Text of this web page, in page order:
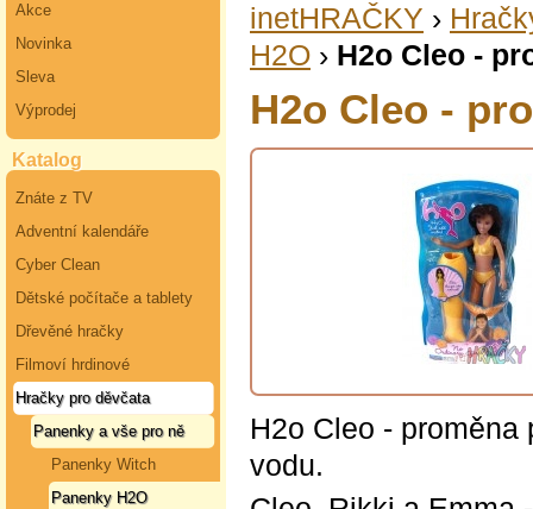
Akce
Novinka
Sleva
Výprodej
Katalog
Znáte z TV
Adventní kalendáře
Cyber Clean
Dětské počítače a tablety
Dřevěné hračky
Filmoví hrdinové
Hračky pro děvčata
Panenky a vše pro ně
Panenky Witch
Panenky H2O
inetHRAČKY ›
H2O › H2o Cleo -
H2o Cleo -
H2o Cleo -
vodu.